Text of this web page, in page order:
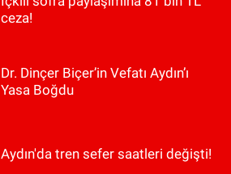
ceza!
Dr. Dinçer Biçer’in Vefatı Aydın’ı
Yasa Boğdu
Aydın'da tren sefer saatleri değişti!